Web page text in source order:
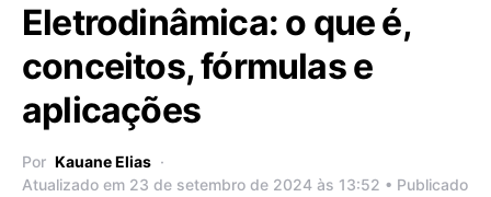
Eletrodinâmica: o que é,
conceitos, fórmulas e
aplicações
Por Kauane Elias
Atualizado em 23 de setembro de 2024 às 13:52 • Publicado